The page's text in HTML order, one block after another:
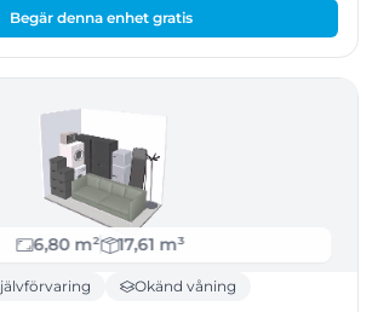
Begär denna enhet gratis
6,80 m²
17,61 m³
Okänd våning